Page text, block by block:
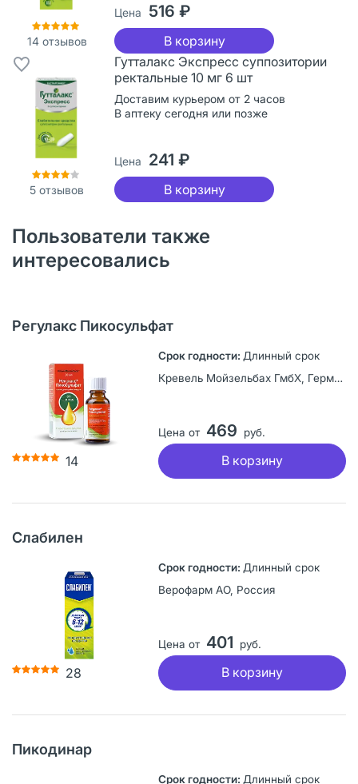
14отзывов
Цена 516 ₽
В корзину
5 отзывов
Гутталакс Экспресс суппозитории
ректальные 10 мг 6 шт
Доставим курьером от 2 часов
В аптеку сегодня или позже
Цена 241 ₽
В корзину
Пользователи также
интересовались
Регулакс Пикосульфат
14
Длинный срок
Кревель Мойзельбах ГмбХ, Германия
Цена от 469 руб.
В корзину
Слабилен
28
Длинный срок
Верофарм АО, Россия
Цена от 401 руб.
В корзину
Пикодинар
Длинный срок